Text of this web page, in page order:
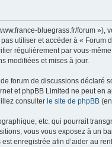
bluegrass.fr/forum »),
utiliser et accéder à «
régulièrement par vous-
modifiées et mises à jour.
forum de discussions déclaré
et phpBB Limited ne peut en
consulter le site de phpBB
etc. qui pourrait
vous vous exposez à un
enregistrée afin d’aider au